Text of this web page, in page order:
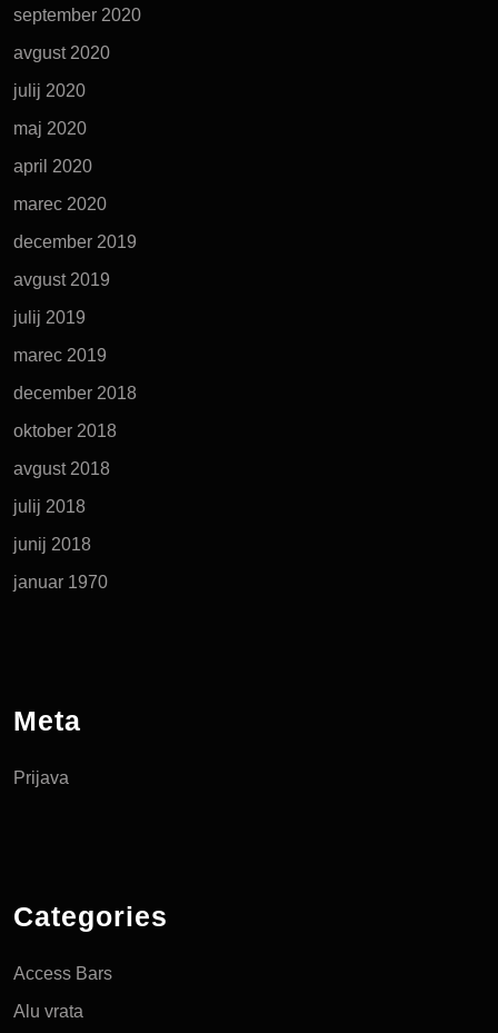
september 2020
avgust 2020
julij 2020
maj 2020
april 2020
marec 2020
december 2019
avgust 2019
julij 2019
marec 2019
december 2018
oktober 2018
avgust 2018
julij 2018
junij 2018
januar 1970
Meta
Prijava
Categories
Access Bars
Alu vrata